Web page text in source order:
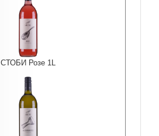
СТОБИ Розе 1L